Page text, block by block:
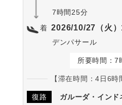
7時間25分
着 2026/10/27（火
デンパサール
所要時間：7
【滞在時間：4日6時
復路
ガルーダ・インド